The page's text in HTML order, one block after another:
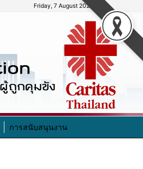
Friday, 7 August 2026
การสนับสนุนงาน